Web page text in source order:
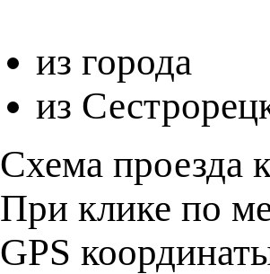
из города
из
Схема проезда
При клике по
GPS